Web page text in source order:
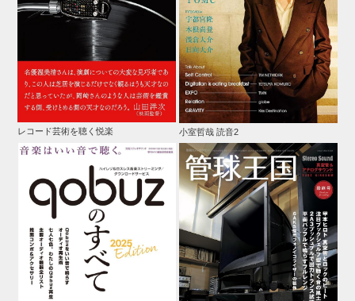
レコード芸術を聴く悦楽 小室哲哉 読音2